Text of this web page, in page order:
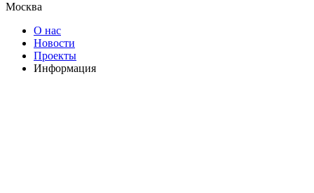
Москва
О нас
Новости
Проекты
Информация